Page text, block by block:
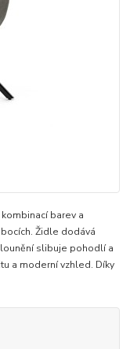
barev a
Židle dodává
slibuje pohodlí a
a moderní vzhled. Díky